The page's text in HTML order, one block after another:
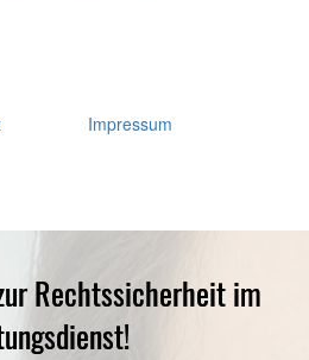
Impressum
Rechtssicherheit im